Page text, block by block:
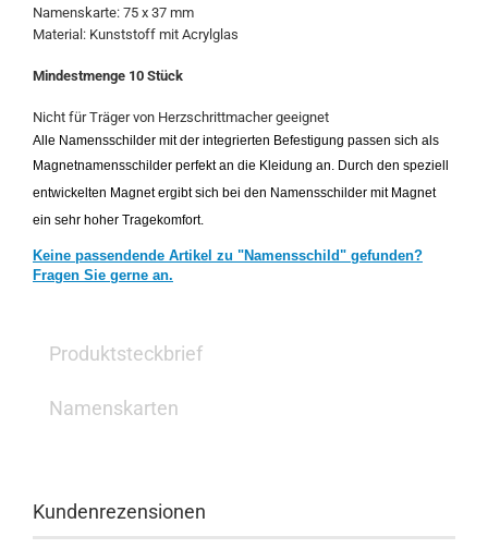
Namenskarte: 75 x 37 mm
Material: Kunststoff mit Acrylglas
Mindestmenge 10 Stück
Nicht für Träger von Herzschrittmacher geeignet
Alle Namensschilder mit der integrierten Befestigung passen sich als
Magnetnamensschilder perfekt an die Kleidung an. Durch den speziell
entwickelten Magnet ergibt sich bei den Namensschilder mit Magnet
ein sehr hoher Tragekomfort.
Keine passendende Artikel zu "Namensschild" gefunden?
Fragen Sie gerne an.
Produktsteckbrief
Namenskarten
Kundenrezensionen